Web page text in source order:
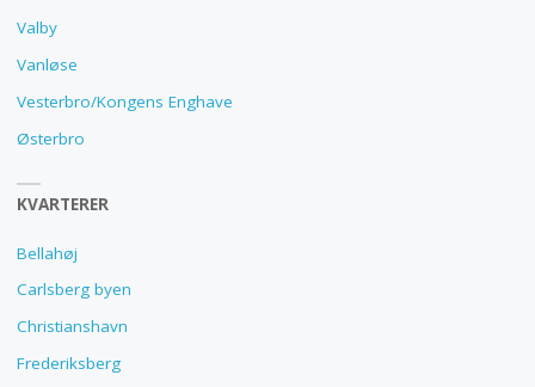
Valby
Vanløse
Vesterbro/Kongens Enghave
Østerbro
KVARTERER
Bellahøj
Carlsberg byen
Christianshavn
Frederiksberg